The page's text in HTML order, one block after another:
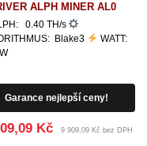
ALPH MINER AL0
0.40 TH/s
Blake3
WATT:
Garance nejlepší ceny!
Kč 9 909,09 Kč bez DPH